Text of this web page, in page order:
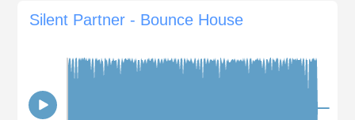
Silent Partner - Bounce House